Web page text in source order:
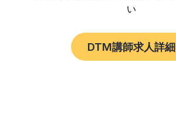
い
DTM講師求人詳細